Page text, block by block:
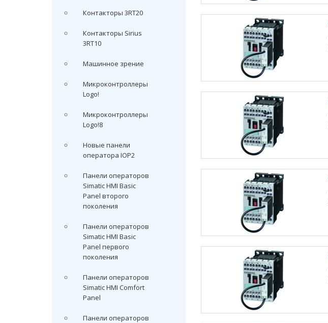
Контакторы 3RT20
Контакторы Sirius
3RT10
Машинное зрение
Микроконтроллеры
Logo!
Микроконтроллеры
Logo!8
Новые панели
оператора IOP2
Панели операторов
Simatic HMI Basic
Panel второго
поколения
Панели операторов
Simatic HMI Basic
Panel первого
поколения
Панели операторов
Simatic HMI Comfort
Panel
Панели операторов